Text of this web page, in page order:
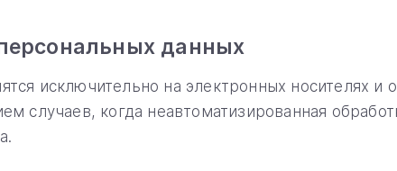
данных
исключительно на электронных носителях и
случаев, когда неавтоматизированная